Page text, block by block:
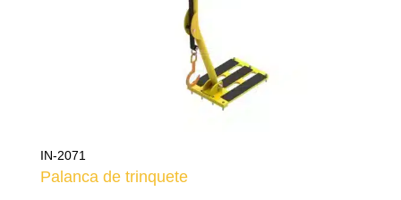
IN-2071
Palanca de trinquete